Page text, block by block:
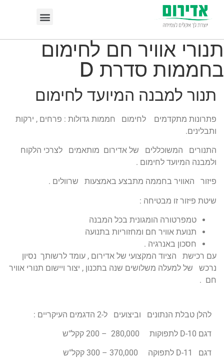
תנורי אוויר חם לחימום
בחממות סדרת D
תנור למבנה המיועד לחימום
פתרונות מתקדמים לחימום חממות גדולות : פרחים , ירקות
ותבלינים.
התנורים המשוכללים של אדירום מותאמים לצרכי הלקוח
ולמבנה המיועד לחימום .
פיזור האוויר בחממה מתבצע באמצעות שרוולים .
שיטת פיזור זו מבטיחה :
טמפרטורה הומגונית בכל המבנה
תנועת אוויר חם ומחזוריות בתנועה
חסכון באנרגיה .
עם רכישת הציוד המקצועי של אדירום , עומד לרשותך נסיון
נרכש של למעלה משלושים שנה בתכנון , יצור ויישום תנורי אוויר
חם .
להלן טבלת הנתונים וביצועים ל-2 הדגמים העיקריים :
דגם D-10 לתפוקות 280,000 – 200 קקל"ש
דגם 11-D לתפוקה 370,000 – 300 קקל"ש